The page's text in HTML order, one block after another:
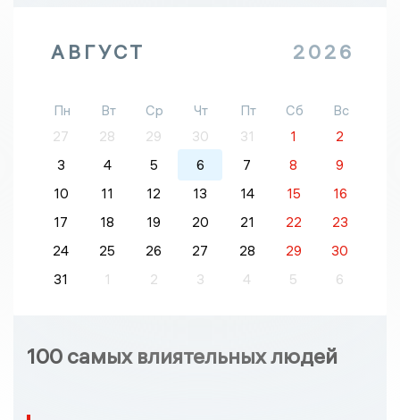
АВГУСТ 2026
Пн Вт Ср Чт Пт Сб
Вс
27
28 29 30 31 1
2
3
4 5 6 7 8
9
10
11 12 13 14 15
16
17
18 19 20 21 22
23
24
25 26 27 28 29
30
31
1 2 3 4 5 6
100 самых влиятельных людей